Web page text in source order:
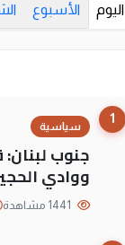
اليوم الأسبوع
1
سياسية
جنوب
ووادي